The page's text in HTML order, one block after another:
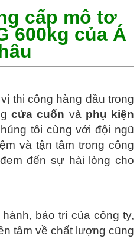
cấp mô tơ
600kg của Á
thi công hàng đầu trong
cửa cuốn và phụ kiện
tôi cùng với đội ngũ
và tận tâm trong công
đến sự hài lòng cho
bảo trì của công ty,
tâm về chất lượng cũng